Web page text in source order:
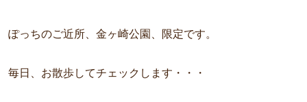
ぽっちのご近所、金ヶ崎公園、限定です。
毎日、お散歩してチェックします・・・